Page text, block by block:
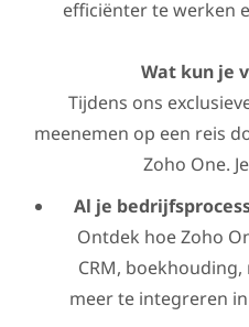
efficiënter te werken
Wat kun je
Tijdens ons
meenemen op een reis
Zoho One.
Al je
Ontdek hoe Zoho
CRM,
meer te integreren